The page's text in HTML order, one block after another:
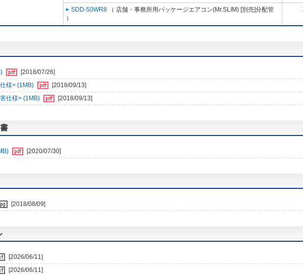
SDD-50WR8 （ 店舗・事務所用パッケージエアコン(Mr.SLIM) [別売]分配管
）
[2018/07/26]
様> (1MB)
[2018/09/13]
仕様> (1MB)
[2018/09/13]
[2020/07/30]
[2018/08/09]
[2026/06/11]
[2026/06/11]